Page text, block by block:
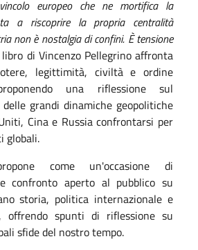
europeo che ne mortifica la
a riscoprire la propria centralità
non è nostalgia di confini. È tensione
di Vincenzo Pellegrino affronta
legittimità, civiltà e ordine
una riflessione sul
grandi dinamiche geopolitiche
Cina e Russia confrontarsi per
globali.
come un'occasione di
confronto aperto al pubblico su
storia, politica internazionale e
offrendo spunti di riflessione su
sfide del nostro tempo.